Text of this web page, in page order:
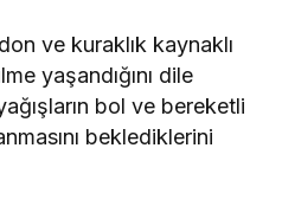
ve kuraklık kaynaklı
yaşandığını dile
bol ve bereketli
beklediklerini